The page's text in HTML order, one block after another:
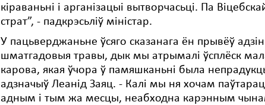
кіраваньні і арганізацыі вытворчасьці. Па
страт”, - падкрэсьліў міністар.
У пацьверджаньне ўсяго сказанага ён прывёў
шматгадовыя травы, дык мы атрымалі ўсплёск
карова, якая ўчора ў памяшканьні была
адзначыў Леанід Заяц. - Калі мы ня хочам
адным і тым жа месцы, неабходна карэнным